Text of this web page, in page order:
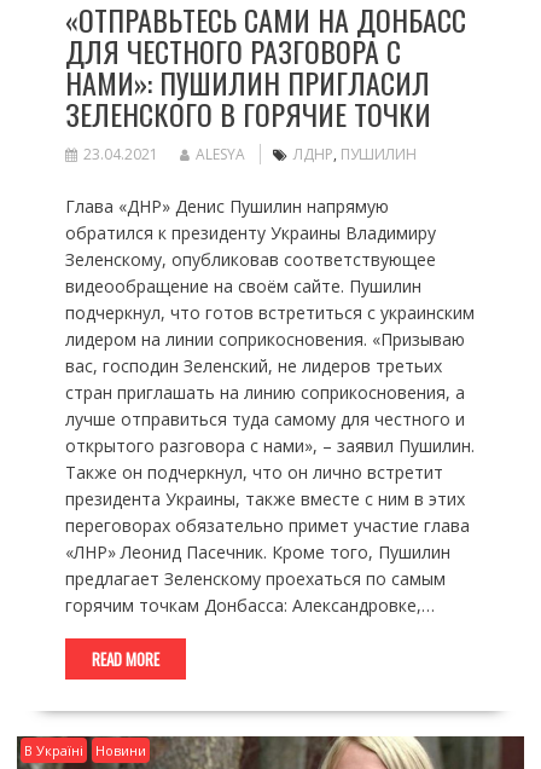
«ОТПРАВЬТЕСЬ САМИ НА ДОНБАСС
ДЛЯ ЧЕСТНОГО РАЗГОВОРА С
НАМИ»: ПУШИЛИН ПРИГЛАСИЛ
ЗЕЛЕНСКОГО В ГОРЯЧИЕ ТОЧКИ
23.04.2021 ALESYA ЛДНР, ПУШИЛИН
Глава «ДНР» Денис Пушилин напрямую
обратился к президенту Украины Владимиру
Зеленскому, опубликовав соответствующее
видеообращение на своём сайте. Пушилин
подчеркнул, что готов встретиться с украинским
лидером на линии соприкосновения. «Призываю
вас, господин Зеленский, не лидеров третьих
стран приглашать на линию соприкосновения, а
лучше отправиться туда самому для честного и
открытого разговора с нами», – заявил Пушилин.
Также он подчеркнул, что он лично встретит
президента Украины, также вместе с ним в этих
переговорах обязательно примет участие глава
«ЛНР» Леонид Пасечник. Кроме того, Пушилин
предлагает Зеленскому проехаться по самым
горячим точкам Донбасса: Александровке,…
READ MORE
В Україні Новини